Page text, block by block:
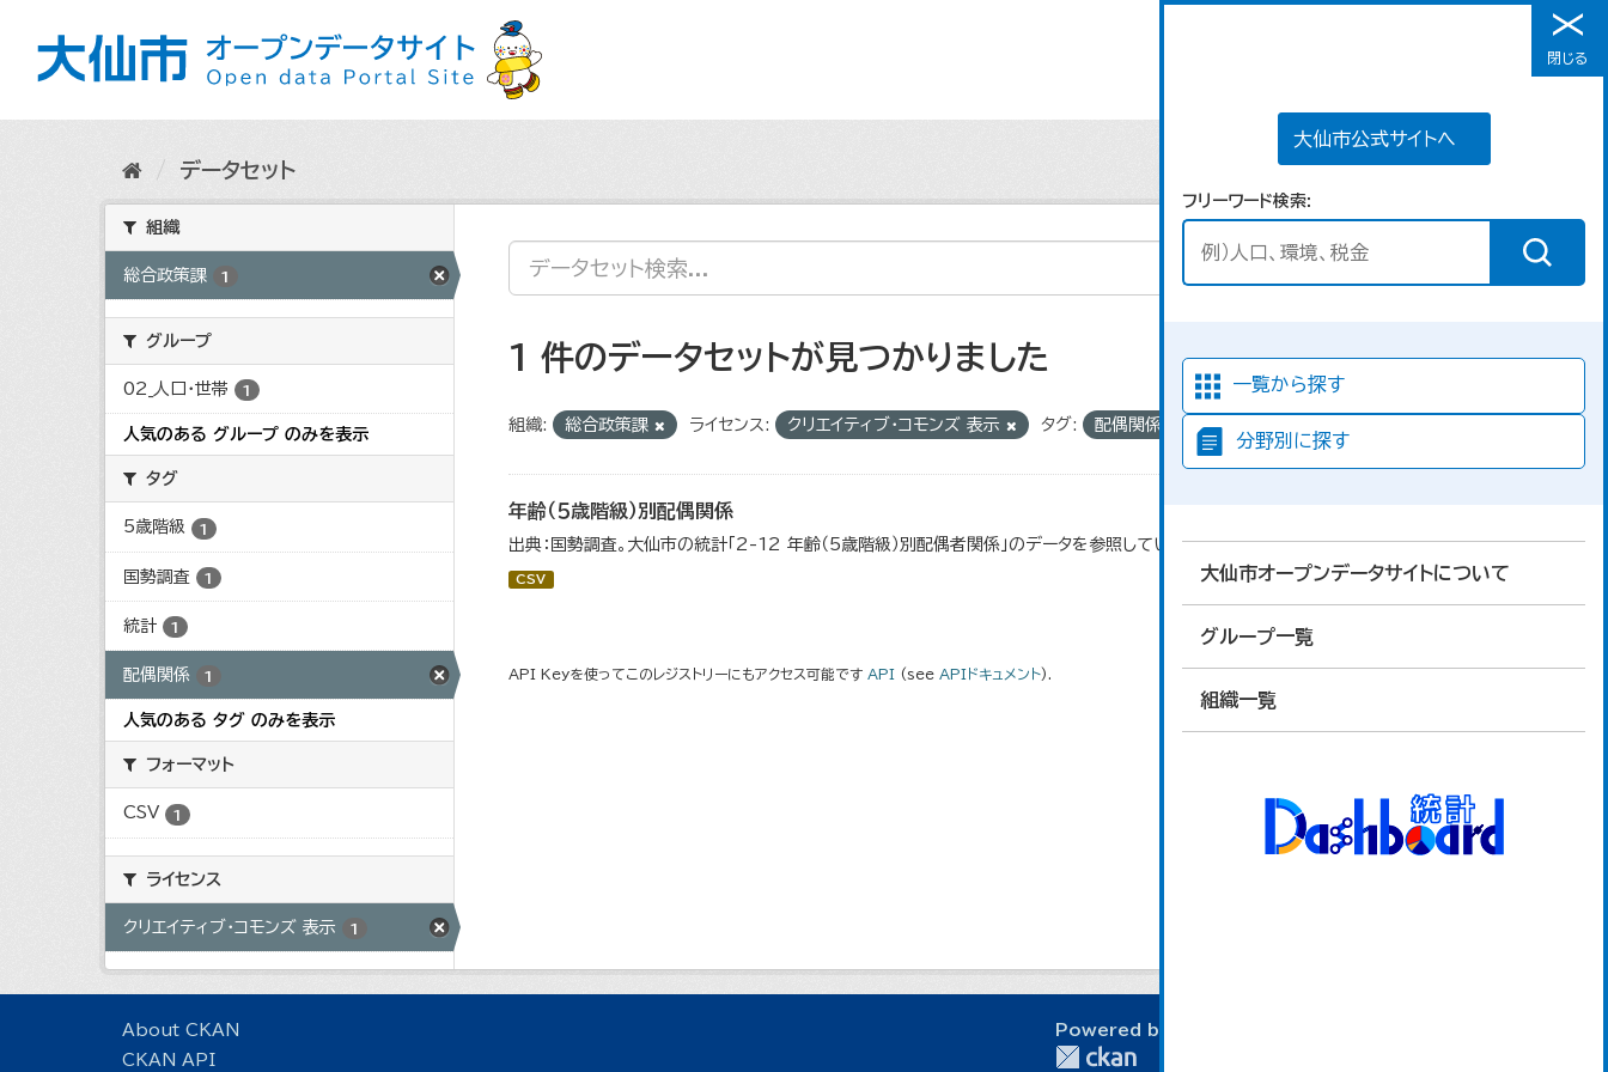
メニュー
大仙市公式サイトへ
フリーワード検索
一覧から探す
分野別に探す
大仙市オープンデータサイトについて
グループ一覧
組織一覧
閉じる
データセット
組織
総合政策課 1
グループ
02_人口・世帯 1
人気のある グループ のみを表示
タグ
5歳階級 1
国勢調査 1
統計 1
配偶関係 1
人気のある タグ のみを表示
フォーマット
CSV 1
ライセンス
クリエイティブ・コモンズ 表示 1
1 件のデータセットが見つかりました
組織: 総合政策課 ライセンス: クリエイティブ・コモンズ 表示 タグ: 配偶関係
年齢（５歳階級）別配偶関係
出典：国勢調査。大仙市の統計「2-12 年齢（5歳階級）別配偶者関係」のデータを参照しています。
CSV
API Keyを使ってこのレジストリーにもアクセス可能です API (see APIドキュメント).
About CKAN
CKAN API
Powered by